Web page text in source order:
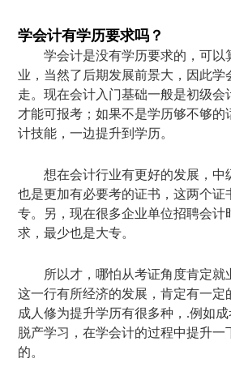
学会计有学历要求吗？
学会计是没有学历要求的，可以
业，当然了后期发展前景大，因此学
走。现在会计入门基础一般是初级会
才能可报考；如果不是学历够不够的
计技能，一边提升到学历。
想在会计行业有更好的发展，中
也是更加有必要考的证书，这两个证
专。另，现在很多企业单位招聘会计
求，最少也是大专。
所以才，哪怕从考证角度肯定就
这一行有所经济的发展，肯定有一定
成人修为提升学历有很多种，.例如
脱产学习，在学会计的过程中提升一
的。